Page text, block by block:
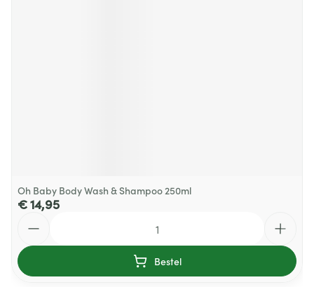
Oh Baby Body Wash & Shampoo 250ml
€ 14,95
Bestel